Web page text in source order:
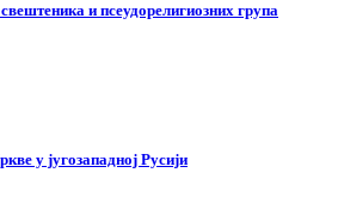
и псеудорелигиозних група
у југозападној Русији